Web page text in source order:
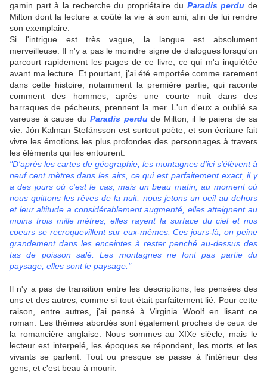
gamin part à la recherche du propriétaire du Paradis perdu de
Milton dont la lecture a coûté la vie à son ami, afin de lui rendre
son exemplaire.
Si l'intrigue est très vague, la langue est absolument
merveilleuse. Il n'y a pas le moindre signe de dialogues lorsqu'on
parcourt rapidement les pages de ce livre, ce qui m'a inquiétée
avant ma lecture. Et pourtant, j'ai été emportée comme rarement
dans cette histoire, notamment la première partie, qui raconte
comment des hommes, après une courte nuit dans des
barraques de pécheurs, prennent la mer. L'un d'eux a oublié sa
vareuse à cause du Paradis perdude Milton, il le paiera de sa
vie. Jón Kalman Stefánsson est surtout poète, et son écriture fait
vivre les émotions les plus profondes des personnages à travers
les éléments qui les entourent.
"D'après les cartes de géographie, les montagnes d'ici s'élèvent à
neuf cent mètres dans les airs, ce qui est parfaitement exact, il y
a des jours où c'est le cas, mais un beau matin, au moment où
nous quittons les rêves de la nuit, nous jetons un oeil au dehors
et leur altitude a considérablement augmenté, elles atteignent au
moins trois mille mètres, elles rayent la surface du ciel et nos
coeurs se recroquevillent sur eux-mêmes. Ces jours-là, on peine
grandement dans les enceintes à rester penché au-dessus des
tas de poisson salé. Les montagnes ne font pas partie du
paysage, elles sont le paysage."
Il n'y a pas de transition entre les descriptions, les pensées des
uns et des autres, comme si tout était parfaitement lié. Pour cette
raison, entre autres, j'ai pensé à Virginia Woolf en lisant ce
roman. Les thèmes abordés sont également proches de ceux de
la romancière anglaise. Nous sommes au XIXe siècle, mais le
lecteur est interpelé, les époques se répondent, les morts et les
vivants se parlent. Tout ou presque se passe à l'intérieur des
gens, et c'est beau à mourir.